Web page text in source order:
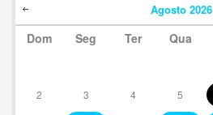
Agosto 2026
Dom Seg Ter Qua
2 3 4 5